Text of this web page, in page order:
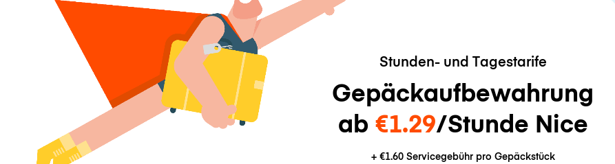
Stunden- und Tagestarife
Gepäckaufbewahrung
ab €1.29/Stunde Nice
+ €1.60Servicegebühr pro Gepäckstück